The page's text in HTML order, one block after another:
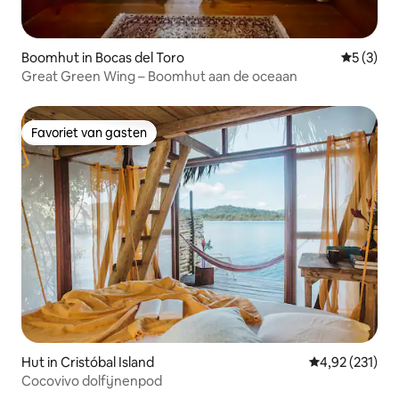
Boomhut in Bocas del Toro
5 (3)
Great Green Wing – Boomhut aan de oceaan
Favoriet van gasten
Favoriet van gasten
Hut in Cristóbal Island Gemiddelde
4,92 (231)
Cocovivo dolfijnenpod